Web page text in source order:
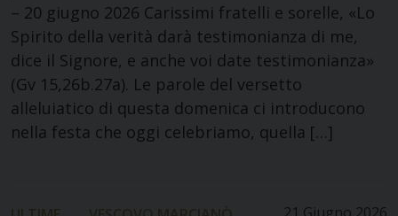
– 20 giugno 2026 Carissimi fratelli e sorelle, «Lo
Spirito della verità darà testimonianza di me,
dice il Signore, e anche voi date testimonianza»
(Gv 15,26b.27a). Le parole del versetto
alleluiatico di questa domenica ci introducono
nella festa che oggi celebriamo, quella […]